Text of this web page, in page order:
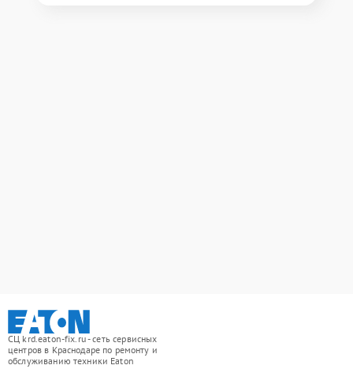
СЦ krd.eaton-fix.ru - сеть сервисных
центров в Краснодаре по ремонту и
обслуживанию техники Eaton